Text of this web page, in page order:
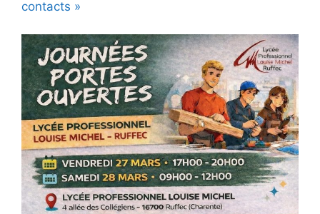
contacts »